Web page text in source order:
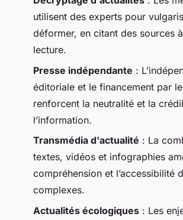
utilisent des experts pour
déformer, en citant des sources
lecture.
Presse indépendante :
éditoriale et le financement par
renforcent la neutralité et la
l’information.
Transmédia d'actualité : La
textes, vidéos et infographies
compréhension et l’accessibilité
complexes.
Actualités écologiques : Les